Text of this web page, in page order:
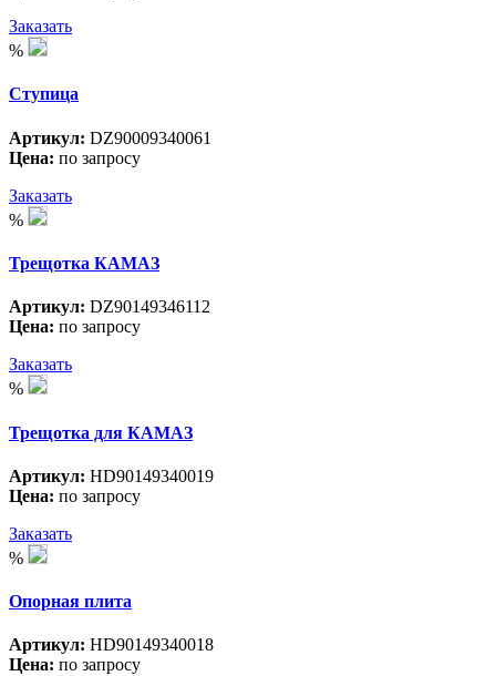
Заказать
%
Ступица
Артикул: DZ90009340061
Цена: по запросу
Заказать
%
Трещотка КАМАЗ
Артикул: DZ90149346112
Цена: по запросу
Заказать
%
Трещотка для КАМАЗ
Артикул: HD90149340019
Цена: по запросу
Заказать
%
Опорная плита
Артикул: HD90149340018
Цена: по запросу